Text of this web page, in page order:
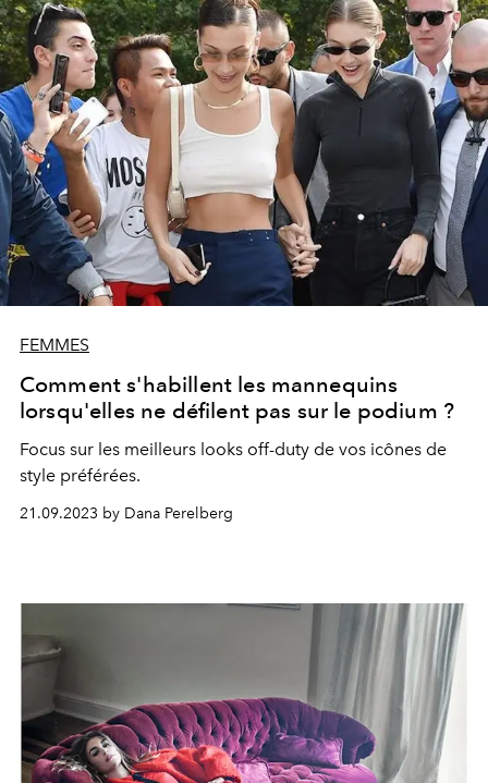
FEMMES
Comment s'habillent les mannequins
lorsqu'elles ne défilent pas sur le podium ?
Focus sur les meilleurs looks off-duty de vos icônes de
style préférées.
21.09.2023 by Dana Perelberg